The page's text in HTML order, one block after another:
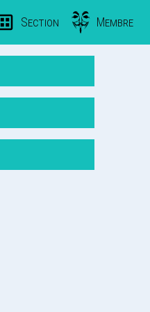
Section Membre